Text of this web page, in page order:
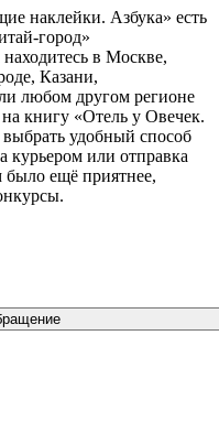
наклейки. Азбука» есть
город»
в Москве,
Казани,
любом другом регионе
книгу «Отель у Овечек.
удобный способ
курьером или отправка
ещё приятнее,